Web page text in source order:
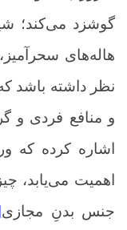
گوشزد می‌کند؛
هاله‌های
نظر داشته باشد
و منافع فردی و
اشاره کرده که
اهمیت می‌یابد،
جنس بدنِ مجازی